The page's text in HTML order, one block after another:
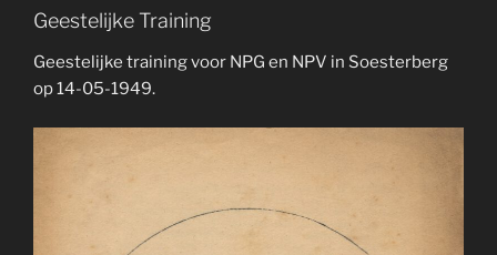
Geestelijke Training
Geestelijke training voor NPG en NPV in Soesterberg
op 14-05-1949.